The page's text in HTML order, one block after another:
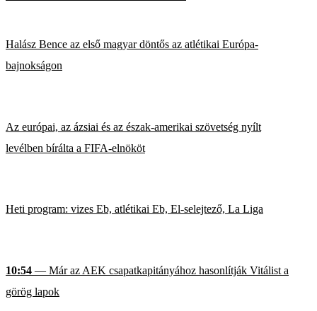
Halász Bence az első magyar döntős az atlétikai Európa-
bajnokságon
Az európai, az ázsiai és az észak-amerikai szövetség nyílt
levélben bírálta a FIFA-elnököt
Heti program: vizes Eb, atlétikai Eb, El-selejtező, La Liga
10:54 — Már az AEK csapatkapitányához hasonlítják Vitálist a
görög lapok